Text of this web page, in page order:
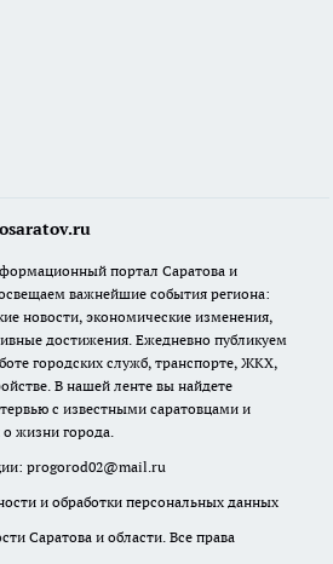
портал Саратова и
важнейшие события региона:
новости, экономические изменения,
достижения. Ежедневно публикуем
городских служб, транспорте, ЖКХ,
В нашей ленте вы найдете
с известными саратовцами и
жизни города.
progorod02@mail.ru
и обработки персональных данных
Саратова и области. Все права